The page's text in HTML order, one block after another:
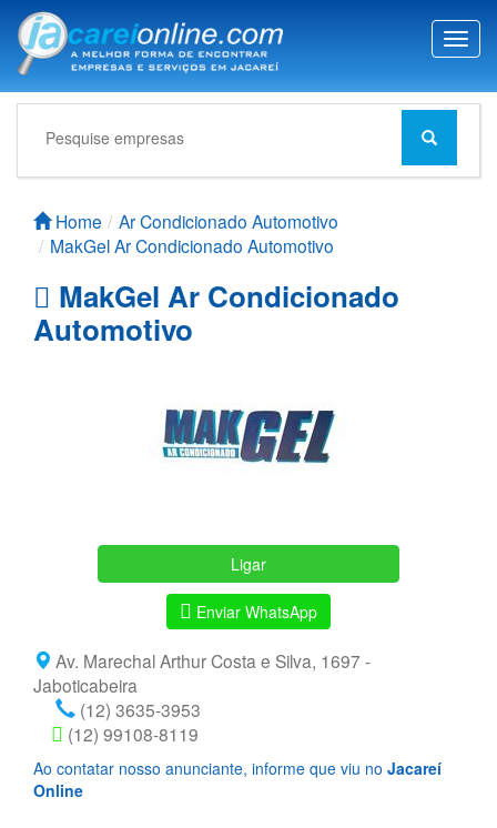
T
o
g
g
n
Home
Ar Condicionado Automotivo
MakGel Ar Condicionado Automotivo
MakGel Ar Condicionado
Automotivo
Ligar
Enviar WhatsApp
Av. Marechal Arthur Costa e Silva, 1697 -
Jaboticabeira
(12) 3635-3953
(12) 99108-8119
Ao contatar nosso anunciante, informe que viu no Jacareí
Online